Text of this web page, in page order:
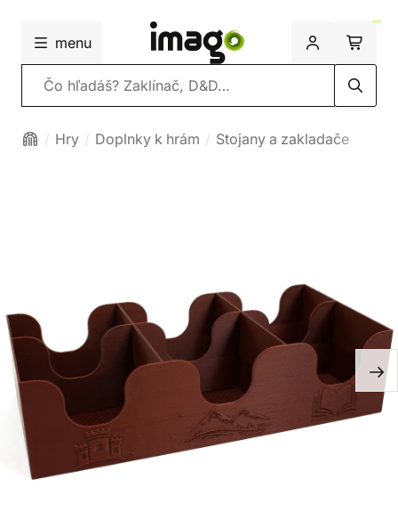
menu
Vyhľadávanie
Hry Doplnky k hrám Stojany a zakladače